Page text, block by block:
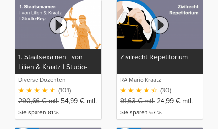
1. Staatsexamen | von
Lilien & Kraatz | Studio-
Rep
Diverse Dozenten
(101)
290,66€mtl. 54,99 € mtl.
Sie sparen 81 %
Zivilrecht Repetitorium
RA Mario Kraatz
(30)
91,63€mtl. 24,99 € mtl.
Sie sparen 67 %